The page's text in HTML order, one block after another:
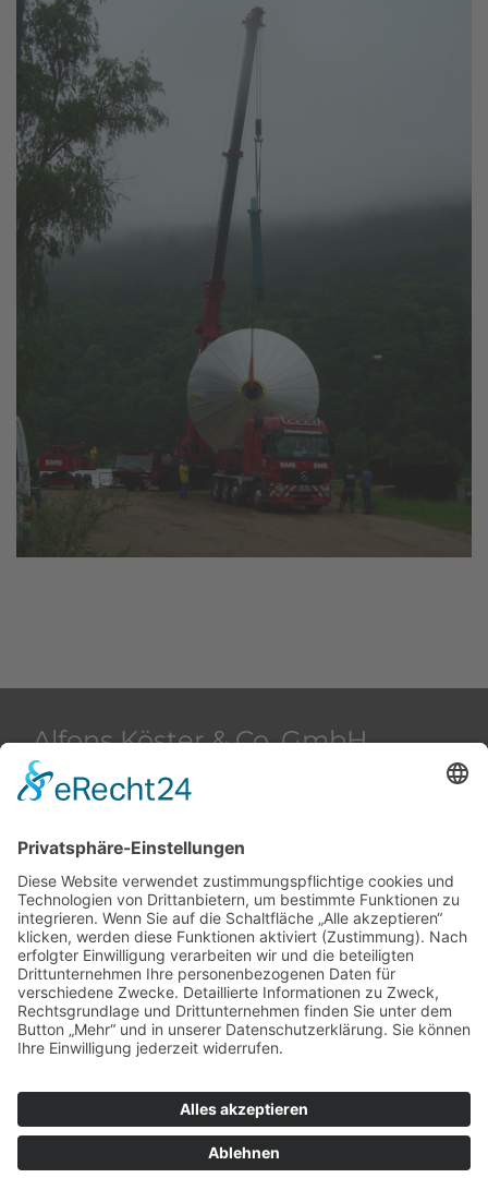
Alfons Köster & Co. GmbH
Beim Strohhause 2
Deutschland
+49 40 28 42 40
+49 40 28 42 42 36
akham@alfons-koester.de
Kontakt
Datenschutz
Impressum
Copyright © 2026 Alfons Köster & Co.
GmbH. Alle Rechte vorbehalten.